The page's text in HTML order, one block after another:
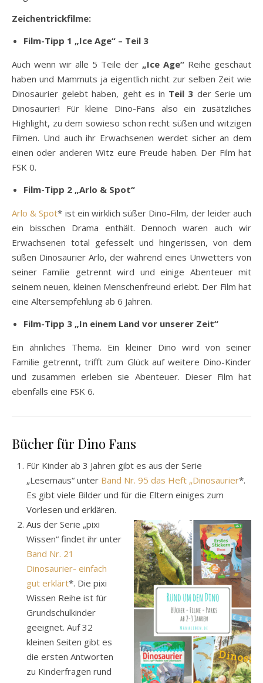
Zeichentrickfilme:
Film-Tipp 1 „Ice Age“ – Teil 3
Auch wenn wir alle 5 Teile der „Ice Age“ Reihe geschaut
haben und Mammuts ja eigentlich nicht zur selben Zeit wie
Dinosaurier gelebt haben, geht es in Teil 3 der Serie um
Dinosaurier! Für kleine Dino-Fans also ein zusätzliches
Highlight, zu dem sowieso schon recht süßen und witzigen
Filmen. Und auch ihr Erwachsenen werdet sicher an dem
einen oder anderen Witz eure Freude haben. Der Film hat
FSK 0.
Film-Tipp 2 „Arlo & Spot“
Arlo & Spot* ist ein wirklich süßer Dino-Film, der leider auch
ein bisschen Drama enthält. Dennoch waren auch wir
Erwachsenen total gefesselt und hingerissen, von dem
süßen Dinosaurier Arlo, der während eines Unwetters von
seiner Familie getrennt wird und einige Abenteuer mit
seinem neuen, kleinen Menschenfreund erlebt. Der Film hat
eine Altersempfehlung ab 6 Jahren.
Film-Tipp 3 „In einem Land vor unserer Zeit“
Ein ähnliches Thema. Ein kleiner Dino wird von seiner
Familie getrennt, trifft zum Glück auf weitere Dino-Kinder
und zusammen erleben sie Abenteuer. Dieser Film hat
ebenfalls eine FSK 6.
Bücher für Dino Fans
Für Kinder ab 3 Jahren gibt es aus der Serie
„Lesemaus“ unter Band Nr. 95 das Heft „Dinosaurier*.
Es gibt viele Bilder und für die Eltern einiges zum
Vorlesen und erklären.
Aus der Serie „pixi
Wissen“ findet ihr unter
Band Nr. 21
Dinosaurier- einfach
gut erklärt*. Die pixi
Wissen Reihe ist für
Grundschulkinder
geeignet. Auf 32
kleinen Seiten gibt es
die ersten Antworten
zu Kinderfragen rund